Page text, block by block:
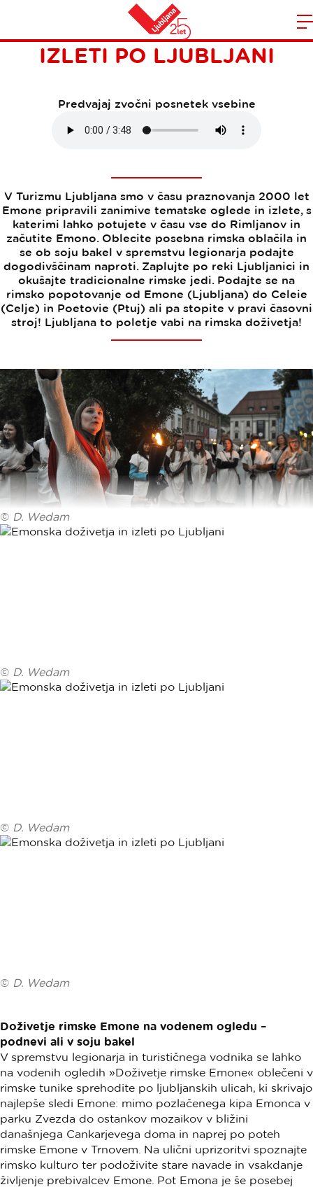
Domov
EMONSKA DOŽIVETJA IN
IZLETI PO LJUBLJANI
Predvajaj zvočni posnetek vsebine
V Turizmu Ljubljana smo v času praznovanja 2000 let
Emone pripravili zanimive tematske oglede in izlete, s
katerimi lahko potujete v času vse do Rimljanov in
začutite Emono. Oblecite posebna rimska oblačila in
se ob soju bakel v spremstvu legionarja podajte
dogodivščinam naproti. Zaplujte po reki Ljubljanici in
okušajte tradicionalne rimske jedi. Podajte se na
rimsko popotovanje od Emone (Ljubljana) do Celeie
(Celje) in Poetovie (Ptuj) ali pa stopite v pravi časovni
stroj! Ljubljana to poletje vabi na rimska doživetja!
© D. Wedam
© D. Wedam
© D. Wedam
© D. Wedam
Doživetje rimske Emone na vodenem ogledu –
podnevi ali v soju bakel
V spremstvu legionarja in turističnega vodnika se lahko
na vodenih ogledih »Doživetje rimske Emone« oblečeni v
rimske tunike sprehodite po ljubljanskih ulicah, ki skrivajo
najlepše sledi Emone: mimo pozlačenega kipa Emonca v
parku Zvezda do ostankov mozaikov v bližini
današnjega Cankarjevega doma in naprej po poteh
rimske Emone v Trnovem. Na ulični uprizoritvi spoznajte
rimsko kulturo ter podoživite stare navade in vsakdanje
življenje prebivalcev Emone. Pot Emona je še posebej